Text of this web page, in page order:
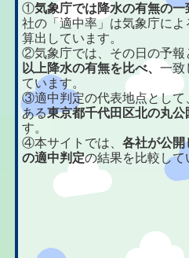
①気象庁では降水の有無の
社の「適中率」は気象庁によ
算出しています。
②気象庁では、その日の予報
以上降水の有無を比べ、一致
ています。
③適中判定の代表地点として
ある東京都千代田区北の丸公
す。
④本サイトでは、各社が公開
の適中判定の結果を比較して